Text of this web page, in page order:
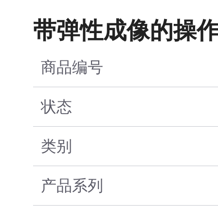
带弹性成像的操
商品编号
状态
类别
产品系列